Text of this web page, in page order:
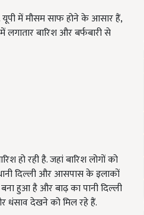
में मौसम साफ होने के आसार हैं,
लगातार बारिश और बर्फबारी से
हो रही है. जहां बारिश लोगों को
दिल्ली और आसपास के इलाकों
हुआ है और बाढ़ का पानी दिल्ली
धंसाव देखने को मिल रहे हैं.